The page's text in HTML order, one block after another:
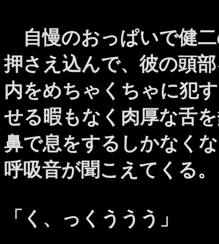
自慢のおっぱいで健
押さえ込んで、彼の頭
内をめちゃくちゃに犯
せる暇もなく肉厚な舌
鼻で息をするしかなく
呼吸音が聞こえてくる。
「く、っくううう」